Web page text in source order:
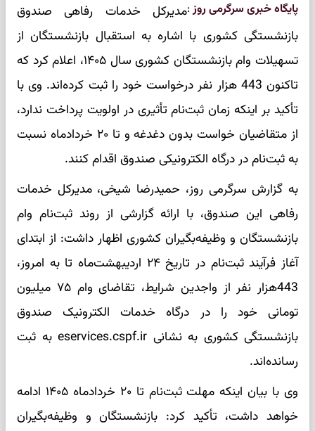
پایگاه خبری سرگرمی روز:مدیرکل خدمات رفاهی صندوق
بازنشستگی کشوری با اشاره به استقبال بازنشستگان از
تسهیلات وام بازنشستگان کشوری سال ۱۴۰۵، اعلام کرد که
تاکنون 443 هزار نفر درخواست خود را ثبت کرده‌اند. وی با
تأکید بر اینکه زمان ثبت‌نام تأثیری در اولویت پرداخت ندارد،
از متقاضیان خواست بدون دغدغه و تا ۲۰ خردادماه نسبت
به ثبت‌نام در درگاه الکترونیکی صندوق اقدام کنند.
به گزارش سرگرمی روز، حمیدرضا شیخی، مدیرکل خدمات
رفاهی این صندوق، با ارائه گزارشی از روند ثبت‌نام وام
بازنشستگان و وظیفه‌بگیران کشوری اظهار داشت: از ابتدای
آغاز فرآیند ثبت‌نام در تاریخ ۲۴ اردیبهشت‌ماه تا به امروز،
443هزار نفر از واجدین شرایط، تقاضای وام ۷۵ میلیون
تومانی خود را در درگاه خدمات الکترونیک صندوق
بازنشستگی کشوری به نشانی eservices.cspf.ir به ثبت
رسانده‌اند.
وی با بیان اینکه مهلت ثبت‌نام تا ۲۰ خردادماه ۱۴۰۵ ادامه
خواهد داشت، تأکید کرد: بازنشستگان و وظیفه‌بگیران